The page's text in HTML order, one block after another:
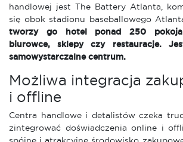
handlowej jest The Battery Atlanta,
się obok stadionu baseballowego
tworzy go hotel ponad 250
biurowce, sklepy czy restauracje.
samowystarczalne centrum.
Możliwa integracja
i offline
Centra handlowe i detalistów czeka
zintegrować doświadczenia online i